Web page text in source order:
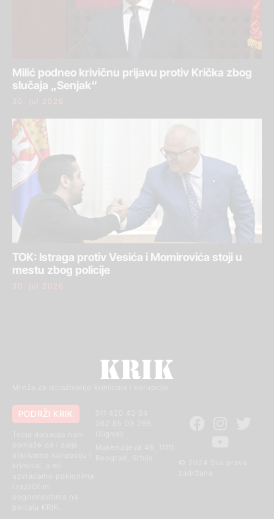
Milić podneo krivičnu prijavu protiv Krička zbog
slučaja „Senjak“
30. jul 2026.
TOK: Istraga protiv Vesića i Momirovića stoji u
mestu zbog policije
30. jul 2026.
Mreža za istraživanje kriminala i korupcije
© 2024 Sva prava
011 420 43 04
Makenzijeva 46, 11111
PODRŽI KRIK
otkrivamo korupciju i
kriminal, a mi
uzvraćamo poklonima
i različitim
pogodnostima na
portalu KRIK.